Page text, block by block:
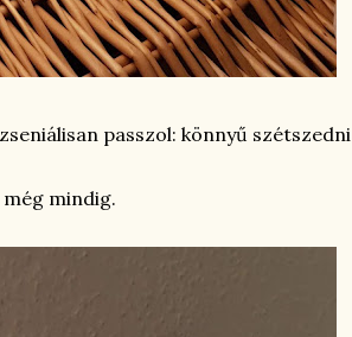
passzol: könnyű szétszedni
mindig.